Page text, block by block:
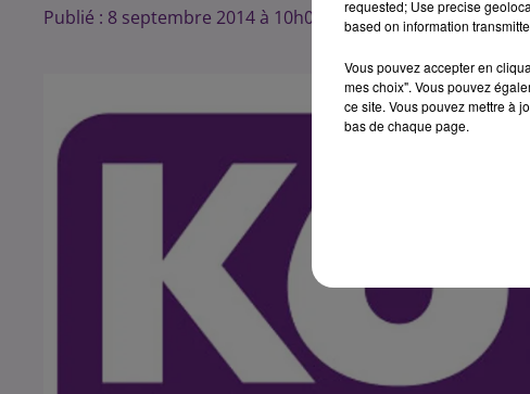
Publié : 8 septembre 2014 à 10h00 par 45requested; Use precise
based on information
Vous pouvez accepter en
mes choix". Vous pouvez
ce site. Vous pouvez mettre à
bas de chaque page.